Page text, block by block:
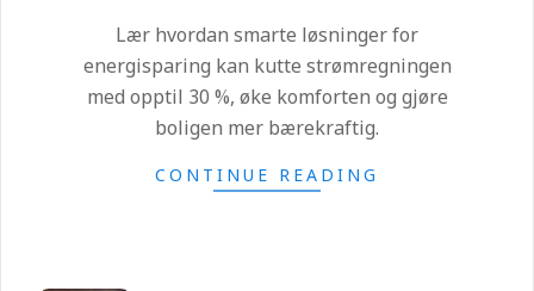
Lær hvordan smarte løsninger for
energisparing kan kutte strømregningen
med opptil 30 %, øke komforten og gjøre
boligen mer bærekraftig.
CONTINUE READING